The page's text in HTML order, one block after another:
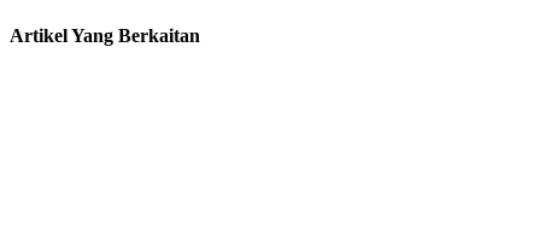
Artikel Yang Berkaitan